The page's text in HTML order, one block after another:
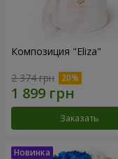
Композиция "Eliza"
2 374 грн
Заказать